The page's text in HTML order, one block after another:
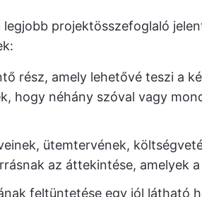
projektösszefoglaló
rész, amely lehetővé teszi a
hogy néhány szóval vagy
ütemtervének,
az áttekintése, amelyek
feltüntetése egy jól látható